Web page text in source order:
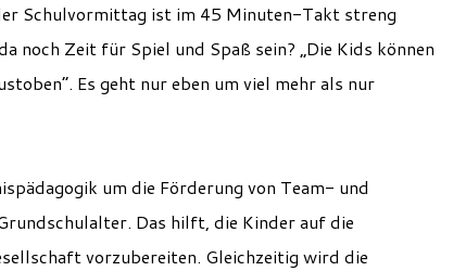
Schulvormittag ist im 45 Minuten-Takt streng
noch Zeit für Spiel und Spaß sein? „Die Kids können
Es geht nur eben um viel mehr als nur
um die Förderung von Team- und
Das hilft, die Kinder auf die
vorzubereiten. Gleichzeitig wird die